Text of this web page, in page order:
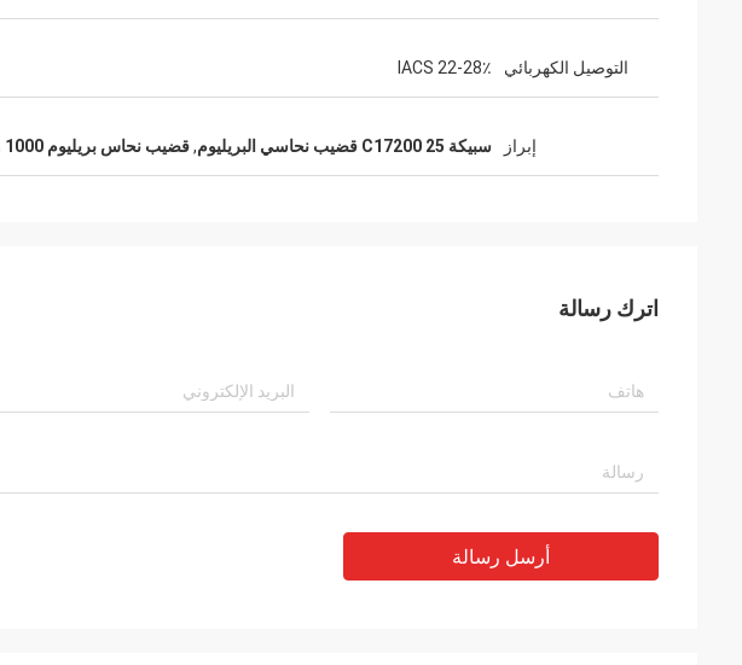
التوصيل الكهربائي 22-28٪ IACS
إبراز سبيكة 25 C17200 قضيب نحاسي البريليوم ,قضيب نحاس بريليوم 1000 مم C17200
اترك رسالة
أرسل رسالة